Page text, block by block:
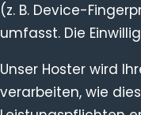
(z. B. Device-
umfasst. Die
Unser Hoster wird
verarbeiten, wie